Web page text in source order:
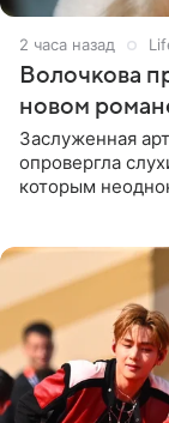
2 часа назад
Волочкова
новом
Заслуженная
опровергла
которым